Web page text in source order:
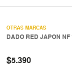
OTRAS MARCAS
DADO RED JAPON
$5.390